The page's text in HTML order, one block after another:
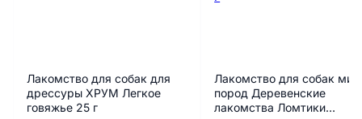
Лакомство для собак для
дрессуры ХРУМ Легкое
говяжье 25 г
Лакомство для собак
пород Деревенские
лакомства Ломтики